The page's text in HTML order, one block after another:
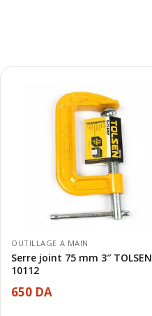
OUTILLAGE A MAIN
Serre joint 75 mm 3″ TOLSEN
10112
650 DA